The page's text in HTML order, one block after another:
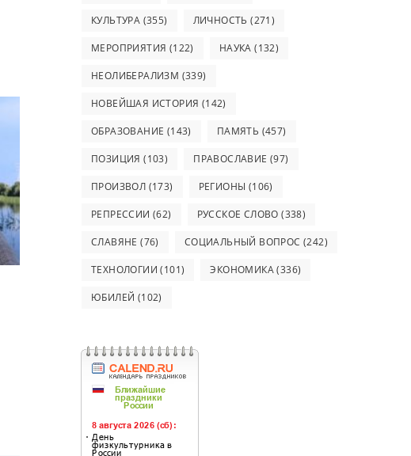
КУЛЬТУРА (355) ЛИЧНОСТЬ (271)
МЕРОПРИЯТИЯ (122) НАУКА (132)
НЕОЛИБЕРАЛИЗМ (339)
НОВЕЙШАЯ ИСТОРИЯ (142)
ОБРАЗОВАНИЕ (143) ПАМЯТЬ (457)
ПОЗИЦИЯ (103) ПРАВОСЛАВИЕ (97)
ПРОИЗВОЛ (173) РЕГИОНЫ (106)
РЕПРЕССИИ (62) РУССКОЕ СЛОВО (338)
СЛАВЯНЕ (76) СОЦИАЛЬНЫЙ ВОПРОС (242)
ТЕХНОЛОГИИ (101) ЭКОНОМИКА(336)
ЮБИЛЕЙ (102)